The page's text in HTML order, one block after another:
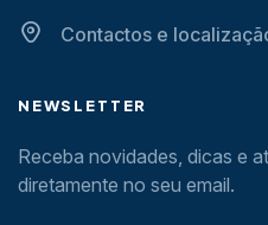
Contactos e
NEWSLETTER
Receba novidades, dicas e
diretamente no seu email.